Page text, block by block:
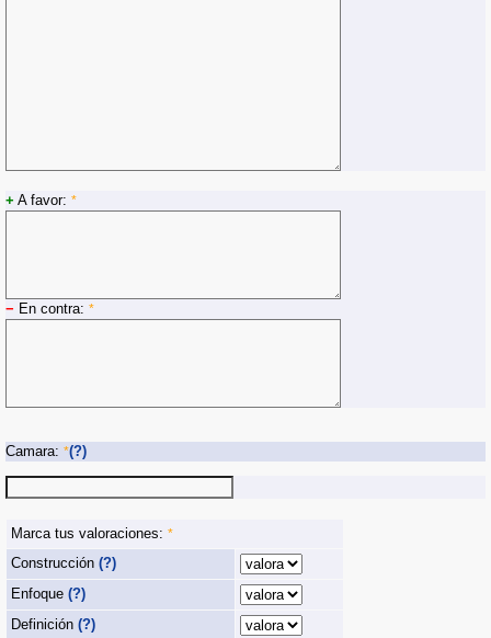
+ A favor: *
− En contra: *
Camara: *(?)
Marca tus valoraciones: *
Construcción (?)
Enfoque (?)
Definición (?)